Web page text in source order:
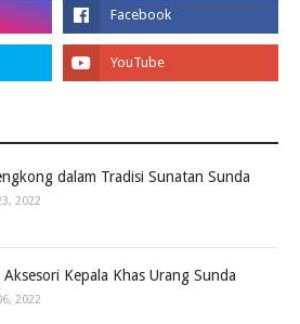
dalam Tradisi Sunatan Sunda
2022
Kepala Khas Urang Sunda
2022